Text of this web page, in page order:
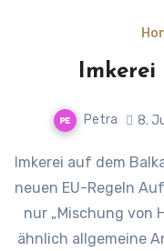
Imkerei
Petra 8.
neuen EU-Regeln
nur „Mischung von
ähnlich allgemeine